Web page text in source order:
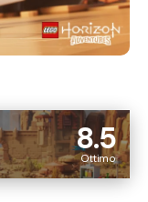
8.5
Ottimo